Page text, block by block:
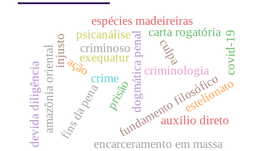
açãocrime dogmática penal
fundamento filosófico
criminologia
criminoso
psicanálise
injusto culpa
encarceramento em massa
espécies madeireiras
amazônia oriental fins da pena
carta rogatória
auxílio direto
exequatur
devida diligência estelionato
prisão
covid-19